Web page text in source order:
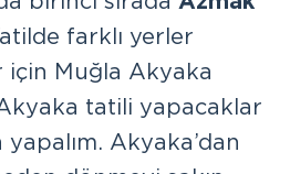
farklı yerler
Muğla Akyaka
tatili yapacaklar
Akyaka’dan